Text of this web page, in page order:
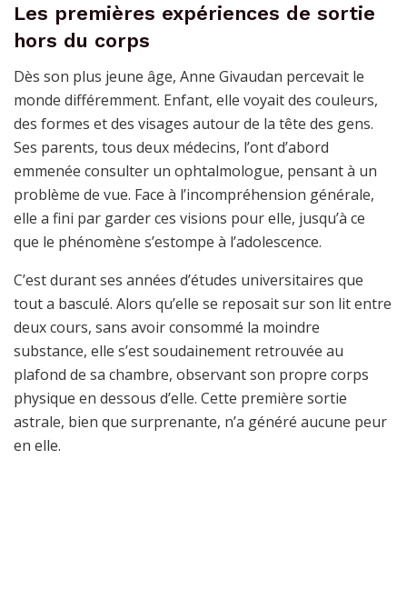
Les premières expériences de sortie
hors du corps
Dès son plus jeune âge, Anne Givaudan percevait le
monde différemment. Enfant, elle voyait des couleurs,
des formes et des visages autour de la tête des gens.
Ses parents, tous deux médecins, l’ont d’abord
emmenée consulter un ophtalmologue, pensant à un
problème de vue. Face à l’incompréhension générale,
elle a fini par garder ces visions pour elle, jusqu’à ce
que le phénomène s’estompe à l’adolescence.
C’est durant ses années d’études universitaires que
tout a basculé. Alors qu’elle se reposait sur son lit entre
deux cours, sans avoir consommé la moindre
substance, elle s’est soudainement retrouvée au
plafond de sa chambre, observant son propre corps
physique en dessous d’elle. Cette première sortie
astrale, bien que surprenante, n’a généré aucune peur
en elle.